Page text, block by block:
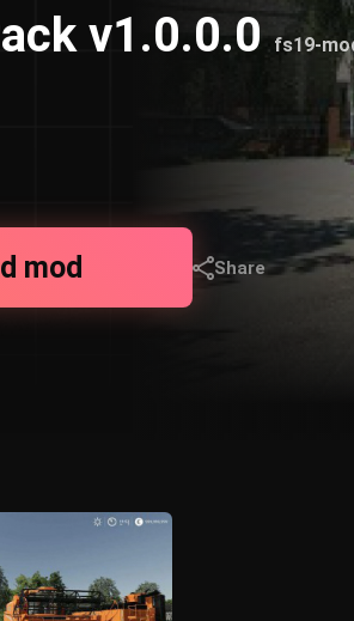
v1.0.0.0fs19-
mod Share